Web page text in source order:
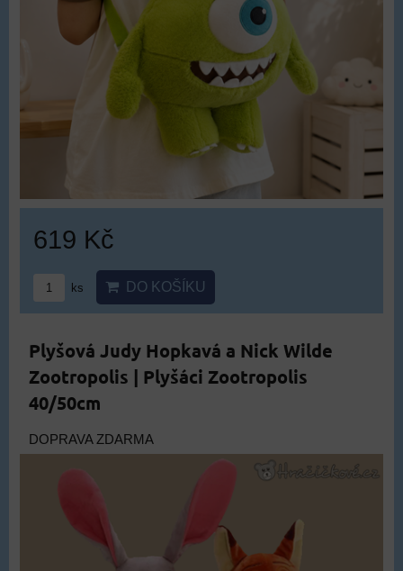
619 Kč
ks DO KOŠÍKU
Plyšová Judy Hopkavá a Nick Wilde
Zootropolis | Plyšáci Zootropolis
40/50cm
DOPRAVA ZDARMA